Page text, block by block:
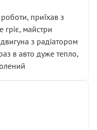
приїхав з
майстри
з радіатором
в авто дуже тепло,